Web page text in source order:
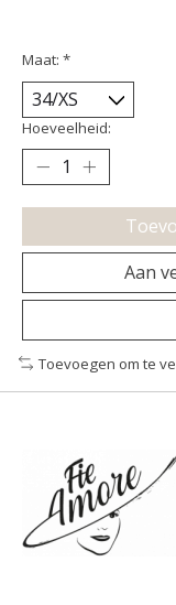
Maat: *
Hoeveelheid:
Aan
Toevoegen om te